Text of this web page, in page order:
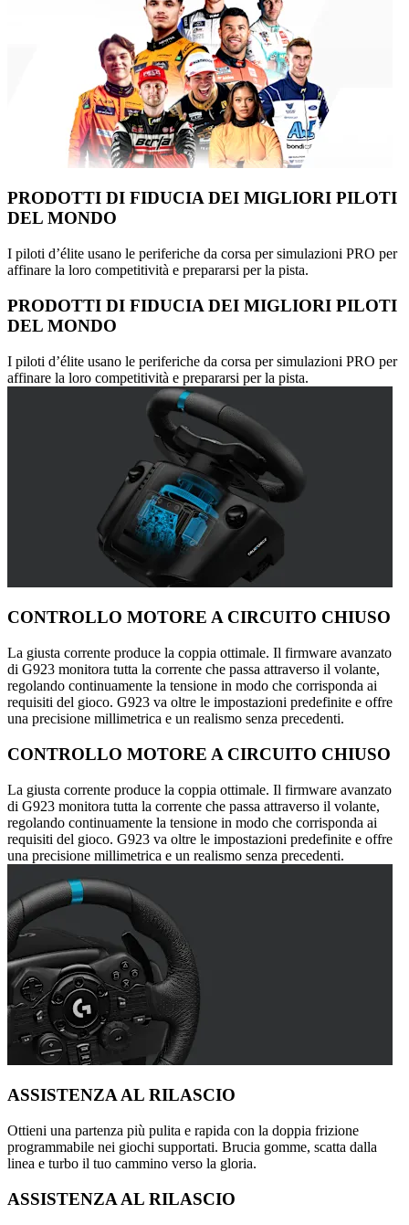
PRODOTTI DI FIDUCIA DEI MIGLIORI PILOTI
DEL MONDO
I piloti d’élite usano le periferiche da corsa per simulazioni PRO per
affinare la loro competitività e prepararsi per la pista.
PRODOTTI DI FIDUCIA DEI MIGLIORI PILOTI
DEL MONDO
I piloti d’élite usano le periferiche da corsa per simulazioni PRO per
affinare la loro competitività e prepararsi per la pista.
CONTROLLO MOTORE A CIRCUITO CHIUSO
La giusta corrente produce la coppia ottimale. Il firmware avanzato
di G923 monitora tutta la corrente che passa attraverso il volante,
regolando continuamente la tensione in modo che corrisponda ai
requisiti del gioco. G923 va oltre le impostazioni predefinite e offre
una precisione millimetrica e un realismo senza precedenti.
CONTROLLO MOTORE A CIRCUITO CHIUSO
La giusta corrente produce la coppia ottimale. Il firmware avanzato
di G923 monitora tutta la corrente che passa attraverso il volante,
regolando continuamente la tensione in modo che corrisponda ai
requisiti del gioco. G923 va oltre le impostazioni predefinite e offre
una precisione millimetrica e un realismo senza precedenti.
ASSISTENZA AL RILASCIO
Ottieni una partenza più pulita e rapida con la doppia frizione
programmabile nei giochi supportati. Brucia gomme, scatta dalla
linea e turbo il tuo cammino verso la gloria.
ASSISTENZA AL RILASCIO